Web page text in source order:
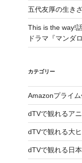
五代友厚の生き
This is the way!
ドラマ『マンダ
カテゴリー
Amazonプライム
dTVで観れるア
dTVで観れる大
dTVで観れる日